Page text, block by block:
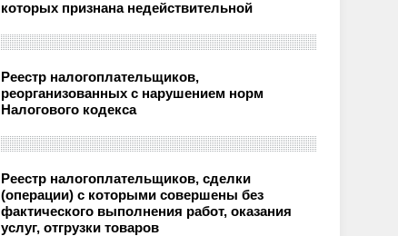
которых признана недействительной
Реестр налогоплательщиков,
реорганизованных с нарушением норм
Налогового кодекса
Реестр налогоплательщиков, сделки
(операции) с которыми совершены без
фактического выполнения работ, оказания
услуг, отгрузки товаров